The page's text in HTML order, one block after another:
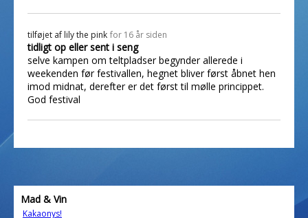
tilføjet af lily the pink for 16 år siden
tidligt op eller sent i seng
selve kampen om teltpladser begynder allerede i
weekenden før festivallen, hegnet bliver først åbnet hen
imod midnat, derefter er det først til mølle princippet.
God festival
Mad & Vin
Kakaonys!